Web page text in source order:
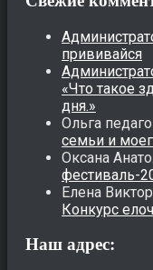
прививайся
«Что такое
дня.»
Ольга
семьи и
Оксана
фестиваль-
Елена
Конкурс
Наш адрес: